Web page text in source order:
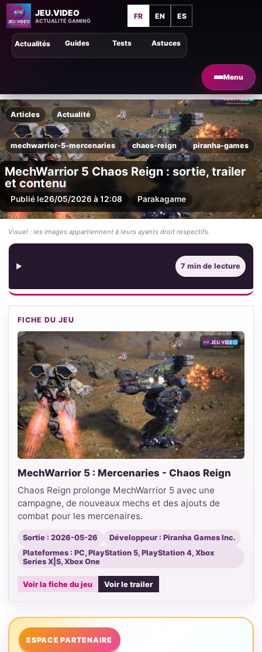
JEU.VIDEO
ACTUALITÉ GAMING
FR EN ES
Menu
Astuces
Guides Tests
Actualités
Articles Actualité
mechwarrior-5-mercenaries chaos-reign piranha-games
MechWarrior 5 Chaos Reign : sortie, trailer
et contenu
Publié le26/05/2026 à 12:08 Parakagame
Visuel : les images appartiennent à leurs ayants droit respectifs.
7 min de lecture
FICHE DU JEU
MechWarrior 5 : Mercenaries - Chaos Reign
Chaos Reign prolonge MechWarrior 5 avec une
campagne, de nouveaux mechs et des ajouts de
combat pour les mercenaires.
Sortie : 2026-05-26
Développeur : Piranha Games Inc.
Plateformes : PC, PlayStation 5, PlayStation 4, Xbox
Series X|S, Xbox One
Voir la fiche du jeu Voir le trailer
ESPACE PARTENAIRE